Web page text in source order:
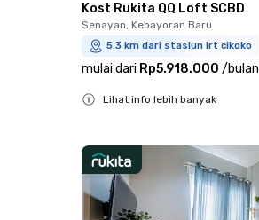
Kost Rukita QQ Loft SCBD
Senayan, Kebayoran Baru
5.3 km dari stasiun lrt cikoko
mulai dari Rp5.918.000 /bulan
Lihat info lebih banyak